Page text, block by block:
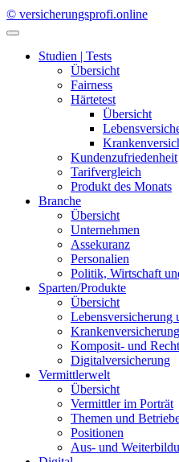
© versicherungsprofi.online
Studien | Tests
Übersicht
Fairness
Härtetest
Übersicht
Kundenzufriedenheit
Tarifvergleich
Produkt des Monats
Branche
Übersicht
Unternehmen
Assekuranz
Personalien
Politik, Wirtschaft
Sparten/Produkte
Übersicht
Lebensversicherung
Krankenversicherung
Komposit- und
Digitalversicherung
Vermittlerwelt
Übersicht
Vermittler im Porträt
Themen und
Positionen
Aus- und